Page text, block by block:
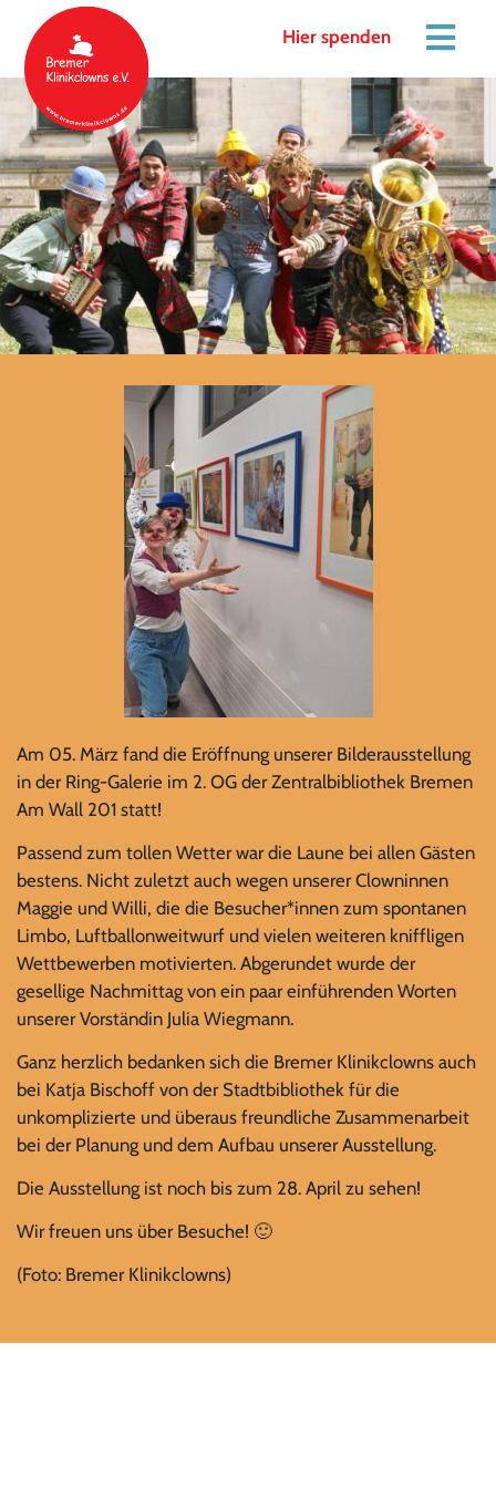
Hier spenden
Am 05. März fand die Eröffnung unserer Bilderausstellung
in der Ring-Galerie im 2. OG der Zentralbibliothek Bremen
Am Wall 201 statt!
Passend zum tollen Wetter war die Laune bei allen Gästen
bestens. Nicht zuletzt auch wegen unserer Clowninnen
Maggie und Willi, die die Besucher*innen zum spontanen
Limbo, Luftballonweitwurf und vielen weiteren kniffligen
Wettbewerben motivierten. Abgerundet wurde der
gesellige Nachmittag von ein paar einführenden Worten
unserer Vorständin Julia Wiegmann.
Ganz herzlich bedanken sich die Bremer Klinikclowns auch
bei Katja Bischoff von der Stadtbibliothek für die
unkomplizierte und überaus freundliche Zusammenarbeit
bei der Planung und dem Aufbau unserer Ausstellung.
Die Ausstellung ist noch bis zum 28. April zu sehen!
Wir freuen uns über Besuche! 🙂
(Foto: Bremer Klinikclowns)